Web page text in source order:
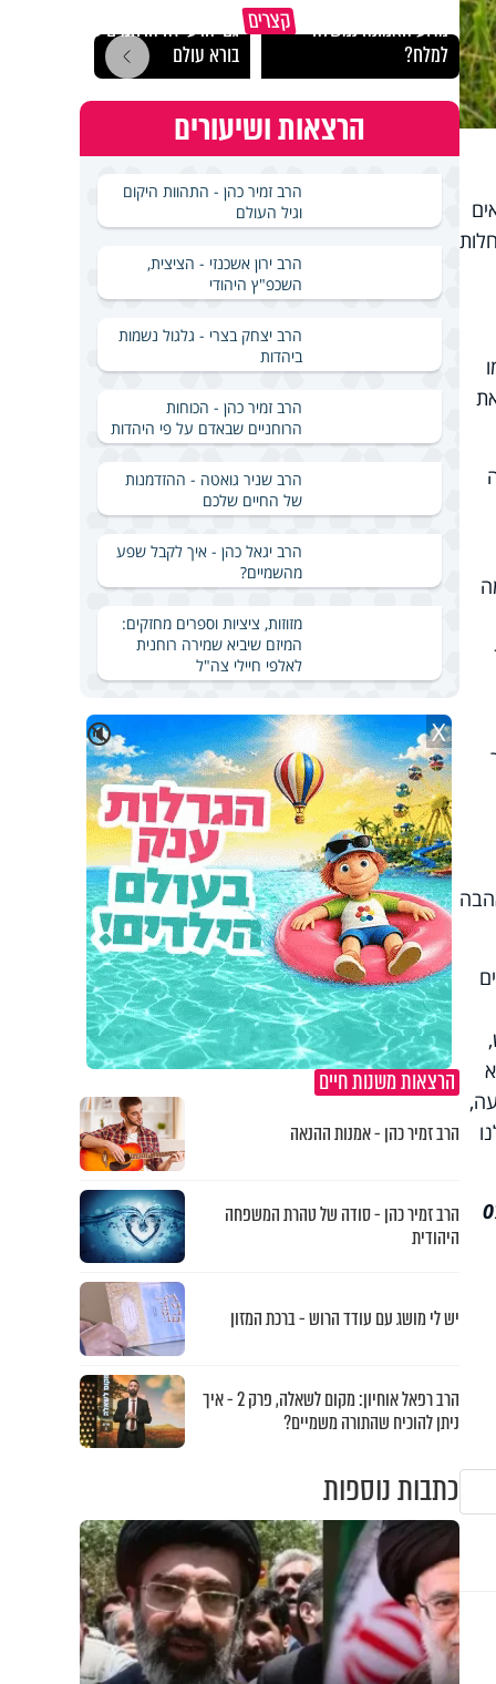
קצרים
מדוע האמונה נמשלה
למלח?
גם ׳הרע׳ זה הרחמים של
בורא עולם
הרצאות ושיעורים
הרב זמיר כהן - התהוות היקום
וגיל העולם
הרב ירון אשכנזי - הציצית,
השכפ"ץ היהודי
הרב יצחק בצרי - גלגול נשמות
ביהדות
הרב זמיר כהן - הכוחות
הרוחניים שבאדם על פי היהדות
הרב שניר גואטה - ההזדמנות
של החיים שלכם
הרב יגאל כהן - איך לקבל שפע
מהשמיים?
מזוזות, ציציות וספרים מחזקים:
המיזם שיביא שמירה רוחנית
לאלפי חיילי צה"ל
🔇 X
הרצאות משנות חיים
הרב זמיר כהן - אמנות ההנאה
הרב זמיר כהן - סודה של טהרת המשפחה
היהודית
יש לי מושג עם עודד הרוש - ברכת המזון
הרב רפאל אוחיון: מקום לשאלה, פרק 2 - איך
ניתן להוכיח שהתורה משמיים?
כתבות נוספות